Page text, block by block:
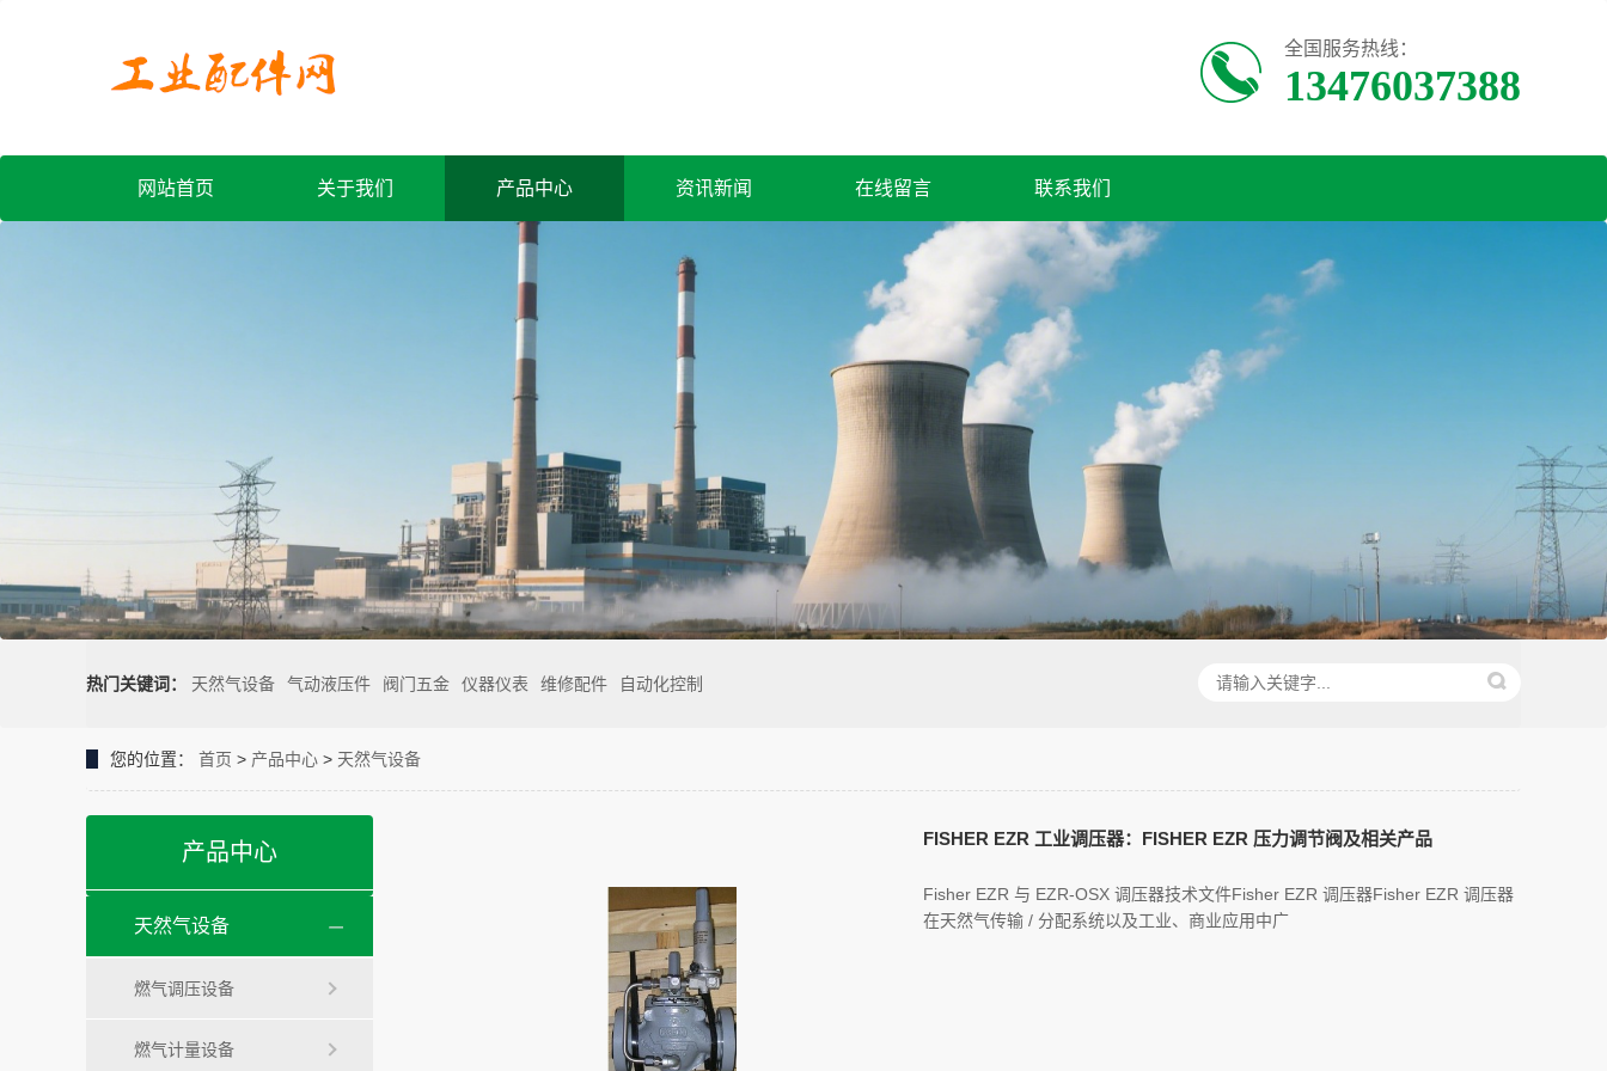
全国服务热线：
13476037388
网站首页 关于我们 产品中心 资讯新闻 在线留言 联系我们
热门关键词： 天然气设备 气动液压件 阀门五金 仪器仪表 维修配件 自动化控制
您的位置： 首页 > 产品中心 > 天然气设备
产品中心
天然气设备
燃气调压设备
燃气计量设备
FISHER EZR 工业调压器：FISHER EZR 压力调节阀及相关产品
Fisher EZR 与 EZR-OSX 调压器技术文件Fisher EZR 调压器Fisher EZR 调压器
在天然气传输 / 分配系统以及工业、商业应用中广